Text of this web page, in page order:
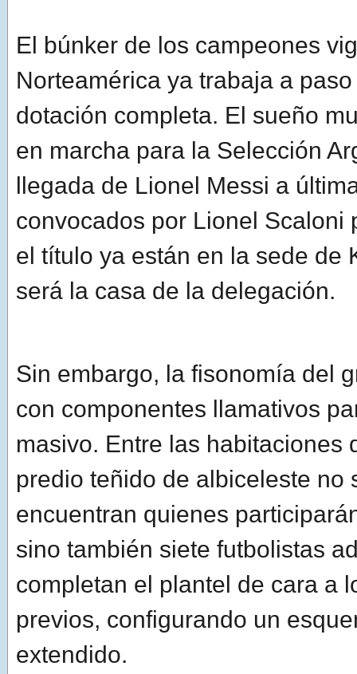
El búnker de los campeones
Norteamérica ya trabaja a
dotación completa. El sueño
en marcha para la Selección
llegada de Lionel Messi a
convocados por Lionel Scaloni
el título ya están en la sede de
será la casa de la delegación.
Sin embargo, la fisonomía del
con componentes llamativos
masivo. Entre las habitaciones
predio teñido de albiceleste no
encuentran quienes
sino también siete futbolistas
completan el plantel de cara a
previos, configurando un
extendido.